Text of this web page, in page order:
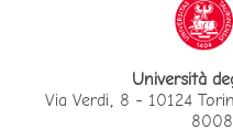
Università
Via Verdi, 8 - 10124